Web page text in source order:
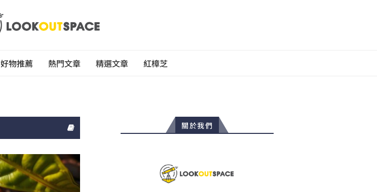
好物推薦 熱門文章 精選文章 紅樟芝
關於我們